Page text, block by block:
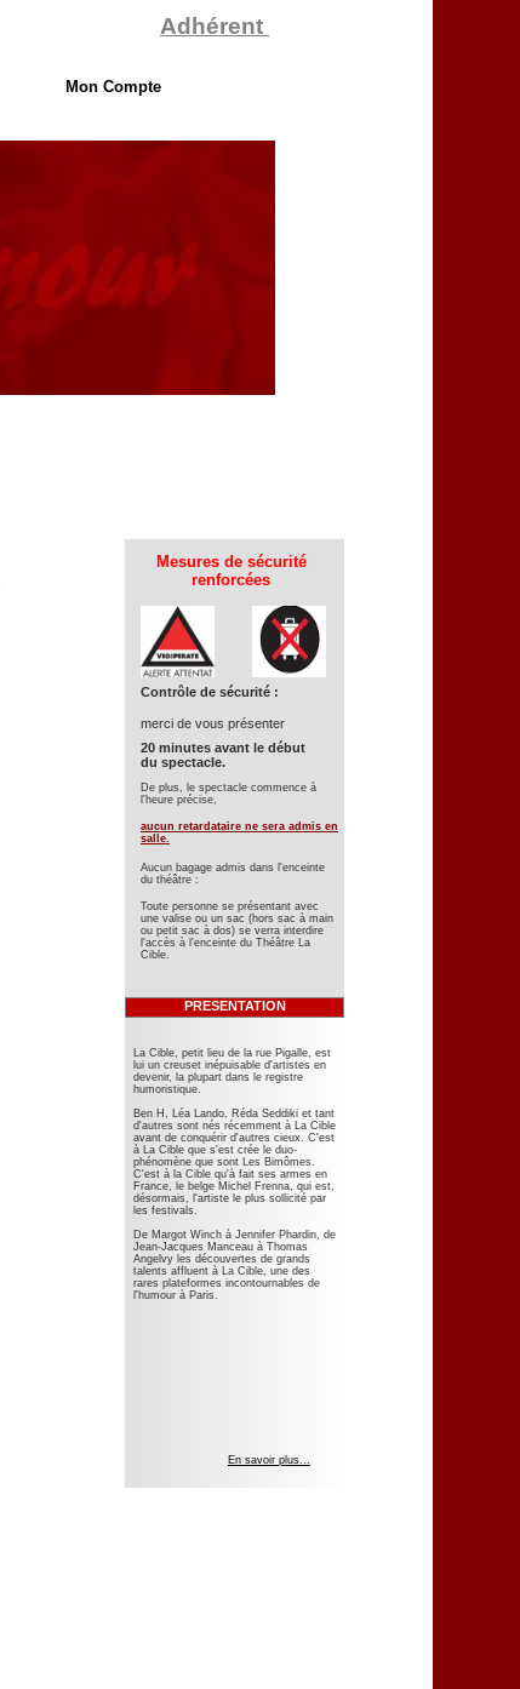
Adhérent
Mesures de sécurité
renforcées
Contrôle de sécurité :
merci de vous présenter
20 minutes avant le début
du spectacle.
De plus, le spectacle commence à
l'heure précise,
aucun retardataire ne sera admis en
salle.
Aucun bagage admis dans l'enceinte
du théâtre :
Toute personne se présentant avec
une valise ou un sac (hors sac à main
ou petit sac à dos) se verra interdire
l'accès à l'enceinte du Théâtre La
Cible.
PRESENTATION
La Cible, petit lieu de la rue Pigalle, est
lui un creuset inépuisable d'artistes en
devenir, la plupart dans le registre
humoristique.
Ben H, Léa Lando, Réda Seddiki et tant
d'autres sont nés récemment à La Cible
avant de conquérir d'autres cieux. C'est
à La Cible que s'est crée le duo-
phénomène que sont Les Bimômes.
C'est à la Cible qu'à fait ses armes en
France, le belge Michel Frenna, qui est,
désormais, l'artiste le plus sollicité par
les festivals.
De Margot Winch à Jennifer Phardin, de
Jean-Jacques Manceau à Thomas
Angelvy les découvertes de grands
talents affluent à La Cible, une des
rares plateformes incontournables de
l'humour à Paris.
En savoir plus...
Mon Compte